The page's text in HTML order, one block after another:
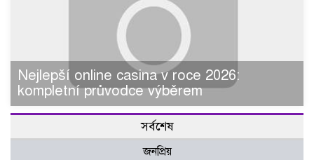
Nejlepší online casina v roce 2026:
kompletní průvodce výběrem
সর্বশেষ
জনপ্রিয়